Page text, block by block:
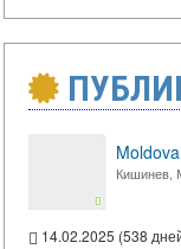
Кишинев,
14.02.2025 (538